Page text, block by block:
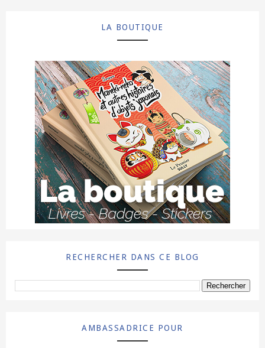
LA BOUTIQUE
RECHERCHER DANS CE BLOG
AMBASSADRICE POUR